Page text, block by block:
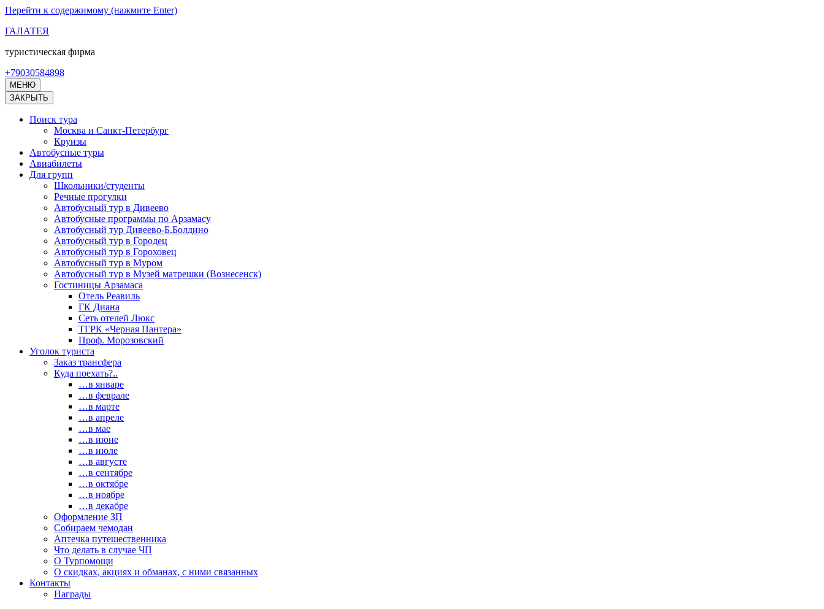
Перейти к содержимому (нажмите Enter)
ГАЛАТЕЯ
туристическая фирма
+79030584898
МЕНЮ
ЗАКРЫТЬ
Поиск тура
Москва и Санкт-Петербург
Круизы
Автобусные туры
Авиабилеты
Для групп
Школьники/студенты
Речные прогулки
Автобусный тур в Дивеево
Автобусные программы по Арзамасу
Автобусный тур Дивеево-Б.Болдино
Автобусный тур в Городец
Автобусный тур в Гороховец
Автобусный тур в Муром
Автобусный тур в Музей матрешки (Вознесенск)
Гостиницы Арзамаса
Отель Реавиль
ГК Диана
Сеть отелей Люкс
ТГРК «Черная Пантера»
Проф. Морозовский
Уголок туриста
Заказ трансфера
Куда поехать?..
…в январе
…в феврале
…в марте
…в апреле
…в мае
…в июне
…в июле
…в августе
…в сентябре
…в октябре
…в ноябре
…в декабре
Оформление ЗП
Собираем чемодан
Аптечка путешественника
Что делать в случае ЧП
О Турпомощи
О скидках, акциях и обманах, с ними связанных
Контакты
Награды